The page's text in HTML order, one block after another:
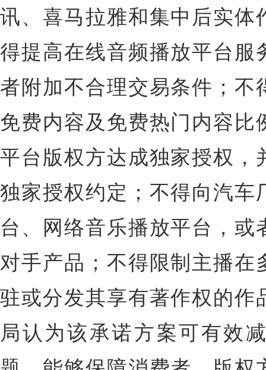
讯、喜马拉雅和集中后实体
得提高在线音频播放平台服
者附加不合理交易条件；不
免费内容及免费热门内容比
平台版权方达成独家授权，
独家授权约定；不得向汽车
台、网络音乐播放平台，
对手产品；不得限制主播在
驻或分发其享有著作权的作
局认为该承诺方案可有效